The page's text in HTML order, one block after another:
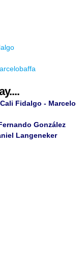
Cali Fidalgo - Marcelo
González
Langeneker